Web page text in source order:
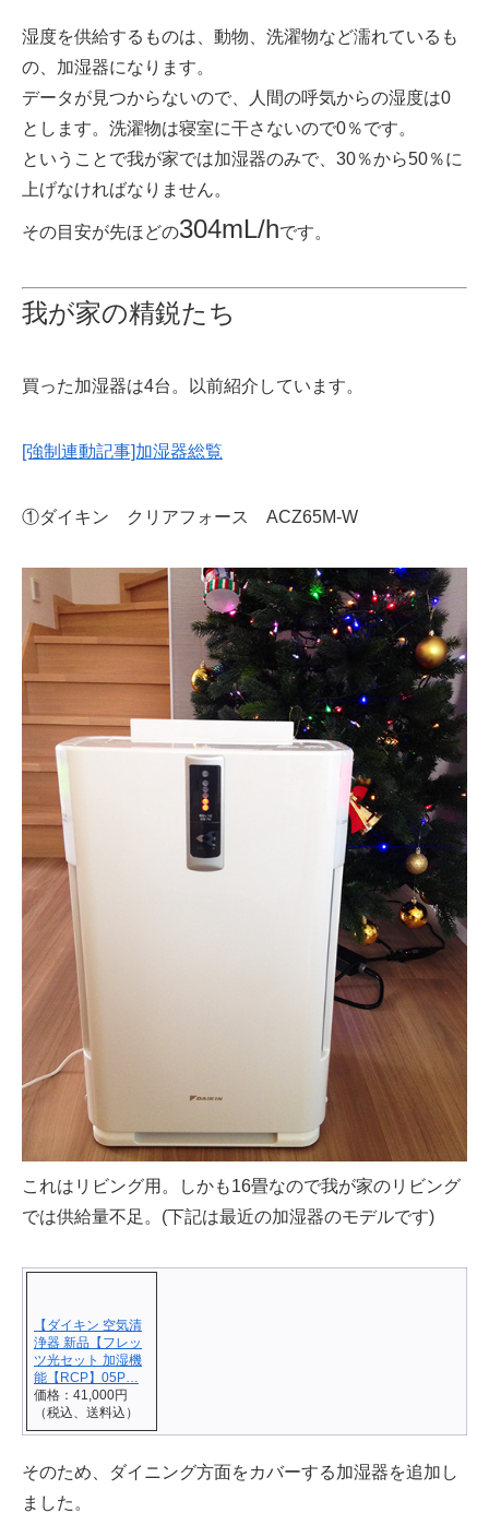
湿度を供給するものは、動物、洗濯物など濡れているも
の、加湿器になります。
データが見つからないので、人間の呼気からの湿度は0
とします。洗濯物は寝室に干さないので0％です。
ということで我が家では加湿器のみで、30％から50％に
上げなければなりません。
その目安が先ほどの304mL/hです。
我が家の精鋭たち
買った加湿器は4台。以前紹介しています。
[強制連動記事]加湿器総覧
①ダイキン クリアフォース ACZ65M-W
これはリビング用。しかも16畳なので我が家のリビング
では供給量不足。(下記は最近の加湿器のモデルです)
【ダイキン 空気清
浄器 新品【フレッ
ツ光セット 加湿機
能【RCP】05P…
価格：41,000円
（税込、送料込）
そのため、ダイニング方面をカバーする加湿器を追加し
ました。